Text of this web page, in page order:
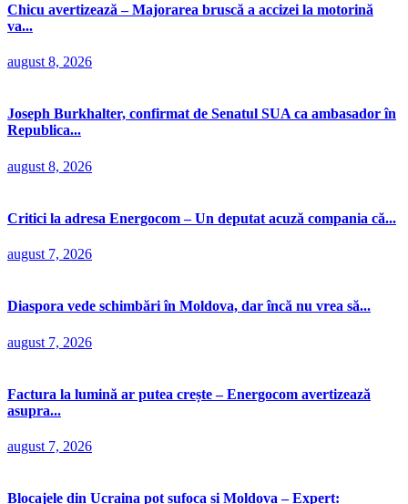
Chicu avertizează – Majorarea bruscă a accizei la motorină
va...
august 8, 2026
Joseph Burkhalter, confirmat de Senatul SUA ca ambasador în
Republica...
august 8, 2026
Critici la adresa Energocom – Un deputat acuză compania că...
august 7, 2026
Diaspora vede schimbări în Moldova, dar încă nu vrea să...
august 7, 2026
Factura la lumină ar putea crește – Energocom avertizează
asupra...
august 7, 2026
Blocajele din Ucraina pot sufoca și Moldova – Expert: